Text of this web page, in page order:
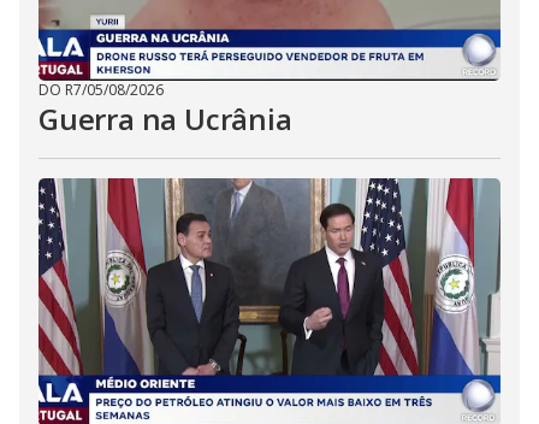
DO R7/05/08/2026
Guerra na Ucrânia